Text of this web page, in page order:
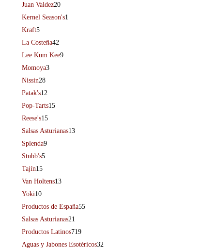
Juan Valdez20
Kernel Season's1
Kraft5
La Costeña42
Lee Kum Kee9
Momoya3
Nissin28
Patak's12
Pop-Tarts15
Reese's15
Salsas Asturianas13
Splenda9
Stubb's5
Tajín15
Van Holtens13
Yoki10
Productos de España55
Salsas Asturianas21
Productos Latinos719
Aguas y Jabones Esotéricos32